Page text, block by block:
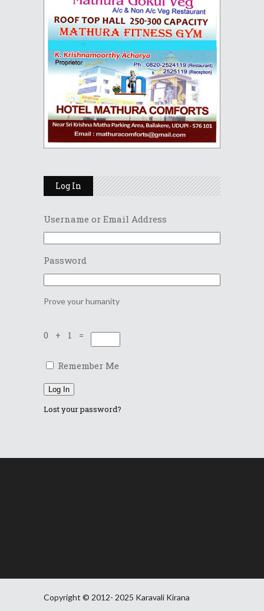
Log In
Username or Email Address
Password
Prove your humanity
0 + 1 =
Remember Me
Log In
Lost your password?
Copyright © 2012- 2025 Karavali Kirana